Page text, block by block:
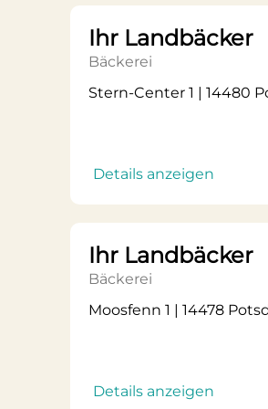
Ihr Landbäcker
Bäckerei
Stern-Center 1 | 14480
Details anzeigen
Ihr Landbäcker
Bäckerei
Moosfenn 1 | 14478
Details anzeigen